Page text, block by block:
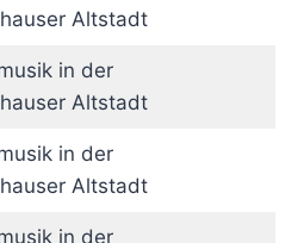
Altstadt
in der
Altstadt
in der
Altstadt
in der